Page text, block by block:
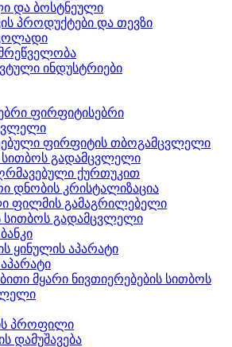
და ბოსტნეული
პროდუქტები და თევზი
ინდუსტრიები
ფირფიტისებრი
ფირფიტის თბოგამცვლელი
სითბოს გადამცვლელი
ქურთუკით
დნობის კრისტალიზაცია
ფილმის გამაგრილებელი
სითბოს გადამცვლელი
ყინულის აპარატი
მყარი ნივთიერებების სითბოს
პროფილი
დამუშავება